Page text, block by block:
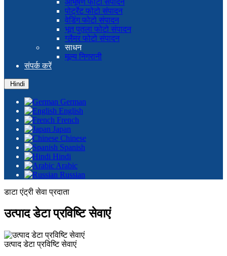
आभूषण फोटो संपादन
पोर्ट्रेट फोटो संपादन
वेडिंग फोटो संपादन
भूत पुतला फोटो संपादन
ग्लैमर फोटो संपादन
साधन
मूल्य निगरानी
संपर्क करें
Hindi
German
English
French
Japan
Chinese
Spanish
Hindi
Arabic
Russian
डाटा एंट्री सेवा प्रदाता
उत्पाद डेटा प्रविष्टि सेवाएं
उत्पाद डेटा प्रविष्टि सेवाएं